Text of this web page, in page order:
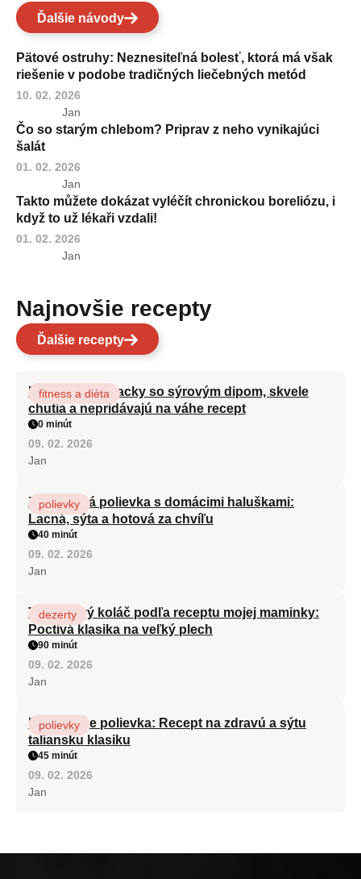
Ďalšie návody
Pätové ostruhy: Neznesiteľná bolesť, ktorá má však
riešenie v podobe tradičných liečebných metód
10. 02. 2026
Jan
Čo so starým chlebom? Priprav z neho vynikajúci
šalát
01. 02. 2026
Jan
Takto můžete dokázat vyléčít chronickou boreliózu, i
když to už lékaři vzdali!
01. 02. 2026
Jan
Najnovšie recepty
Ďalšie recepty
Brokolicové placky so sýrovým dipom, skvele
chutia a nepridávajú na váhe recept
fitness a diéta
0 minút
09. 02. 2026
Jan
Zeleninová polievka s domácimi haluškami:
Lacná, sýta a hotová za chvíľu
polievky
40 minút
09. 02. 2026
Jan
Tvarohový koláč podľa receptu mojej maminky:
Poctivá klasika na veľký plech
dezerty
90 minút
09. 02. 2026
Jan
Minestrone polievka: Recept na zdravú a sýtu
taliansku klasiku
polievky
45 minút
09. 02. 2026
Jan